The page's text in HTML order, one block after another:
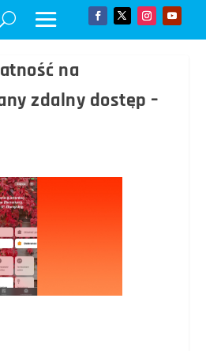
na
zdalny dostęp –